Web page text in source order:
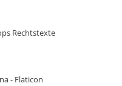
Rechtstexte
- Flaticon